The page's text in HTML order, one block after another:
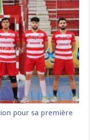
pour sa première